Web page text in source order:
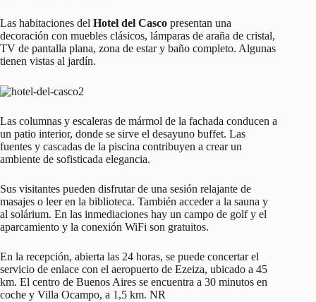
Las habitaciones del Hotel del Casco presentan una
decoración con muebles clásicos, lámparas de araña de cristal,
TV de pantalla plana, zona de estar y baño completo. Algunas
tienen vistas al jardín.
Las columnas y escaleras de mármol de la fachada conducen a
un patio interior, donde se sirve el desayuno buffet. Las
fuentes y cascadas de la piscina contribuyen a crear un
ambiente de sofisticada elegancia.
Sus visitantes pueden disfrutar de una sesión relajante de
masajes o leer en la biblioteca. También acceder a la sauna y
al solárium. En las inmediaciones hay un campo de golf y el
aparcamiento y la conexión WiFi son gratuitos.
En la recepción, abierta las 24 horas, se puede concertar el
servicio de enlace con el aeropuerto de Ezeiza, ubicado a 45
km. El centro de Buenos Aires se encuentra a 30 minutos en
coche y Villa Ocampo, a 1,5 km. NR